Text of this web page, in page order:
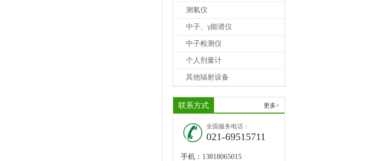
测氡仪
中子、γ能谱仪
中子检测仪
个人剂量计
其他辐射设备
联系方式 更多>
全国服务电话：
021-69515711
手机：13818065015